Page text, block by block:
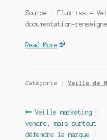
Source : Flux rss –
documentation-
Read More
Catégorie :Veille de
Navigation
de
Article
précédent :
Veille marketing :
vendre, mais surtout
défendre la marque !